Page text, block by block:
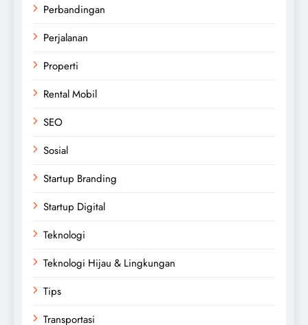
Perbandingan
Perjalanan
Properti
Rental Mobil
SEO
Sosial
Startup Branding
Startup Digital
Teknologi
Teknologi Hijau & Lingkungan
Tips
Transportasi